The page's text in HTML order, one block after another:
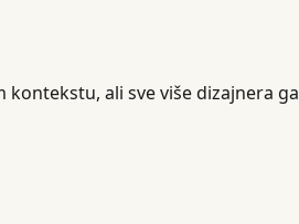
ali sve više dizajnera ga